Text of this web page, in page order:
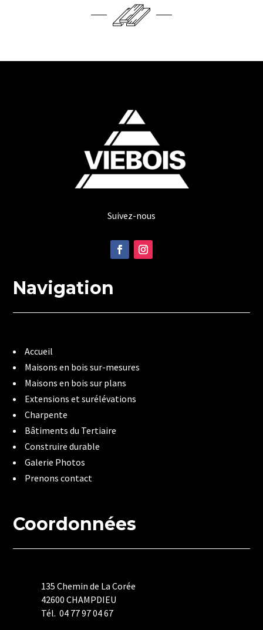
Suivez-nous
Navigation
Accueil
Maisons en bois sur-mesures
Maisons en bois sur plans
Extensions et surélévations
Charpente
Bâtiments du Tertiaire
Construire durable
Galerie Photos
Prenons contact
Coordonnées
135 Chemin de La Corée
42600 CHAMPDIEU
Tél. 04 77 97 04 67